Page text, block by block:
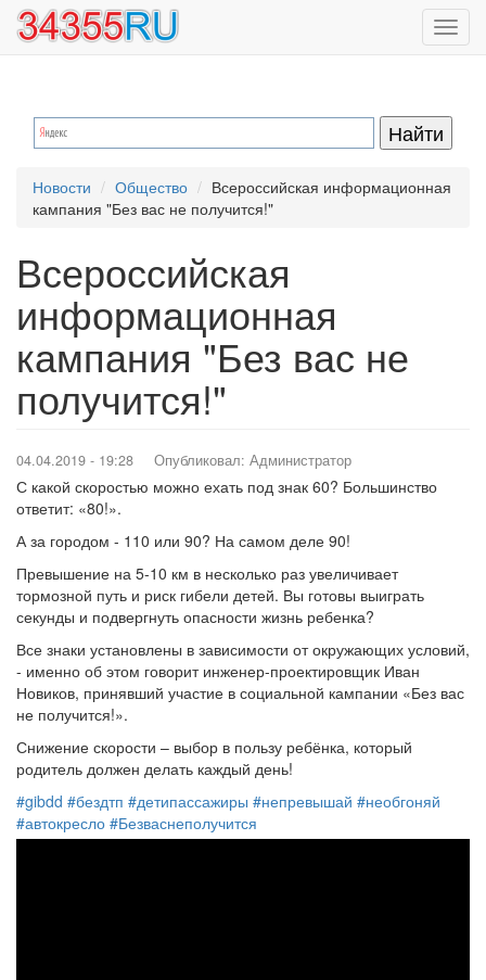
Перейти
основному
Новости Общество
Всероссийская информационная
кампания "Без вас не получится!"
Всероссийская
информационная
кампания "Без вас не
получится!"
04.04.2019 - 19:28 Опубликовал: Администратор
С какой скоростью можно ехать под знак 60? Большинство
ответит: «80!».
А за городом - 110 или 90? На самом деле 90!
Превышение на 5-10 км в несколько раз увеличивает
тормозной путь и риск гибели детей. Вы готовы выиграть
секунды и подвергнуть опасности жизнь ребенка?
Все знаки установлены в зависимости от окружающих условий,
- именно об этом говорит инженер-проектировщик Иван
Новиков, принявший участие в социальной кампании «Без вас
не получится!».
Снижение скорости – выбор в пользу ребёнка, который
родитель должен делать каждый день!
#gibdd #бездтп #детипассажиры #непревышай #необгоняй
#автокресло #Безваснеполучится